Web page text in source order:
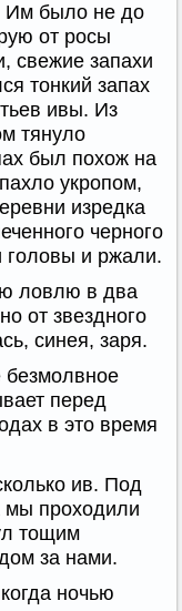
Им было не до
от росы
свежие запахи
тонкий запах
ивы. Из
тянуло
был похож на
укропом,
изредка
черного
и ржали.
ловлю в два
от звездного
синея, заря.
перед
в это время
ив. Под
мы проходили
тощим
за нами.
ночью